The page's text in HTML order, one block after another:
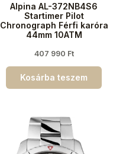
Alpina AL-372NB4S6
Startimer Pilot
Chronograph Férfi karóra
44mm 10ATM
407 990 Ft
Kosárba teszem